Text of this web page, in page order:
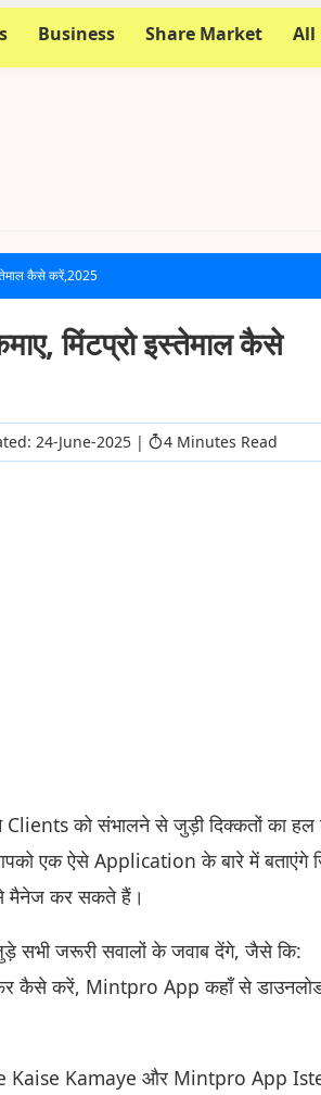
Business Share Market All
कैसे करें,2025
मिंटप्रो इस्तेमाल कैसे
24-June-2025 | 4 Minutes Read
को संभालने से जुड़ी दिक्कतों का हल
एक ऐसे Application के बारे में बताएंगे
मैनेज कर सकते हैं।
जरूरी सवालों के जवाब देंगे, जैसे कि:
कैसे करें, Mintpro App कहाँ से
Kaise Kamaye और Mintpro App